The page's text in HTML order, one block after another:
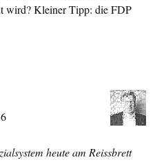
wird? Kleiner Tipp: die FDP
heute am Reissbrett